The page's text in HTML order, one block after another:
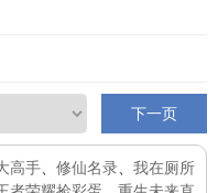
下一页
高手 修仙名录
我在厕所